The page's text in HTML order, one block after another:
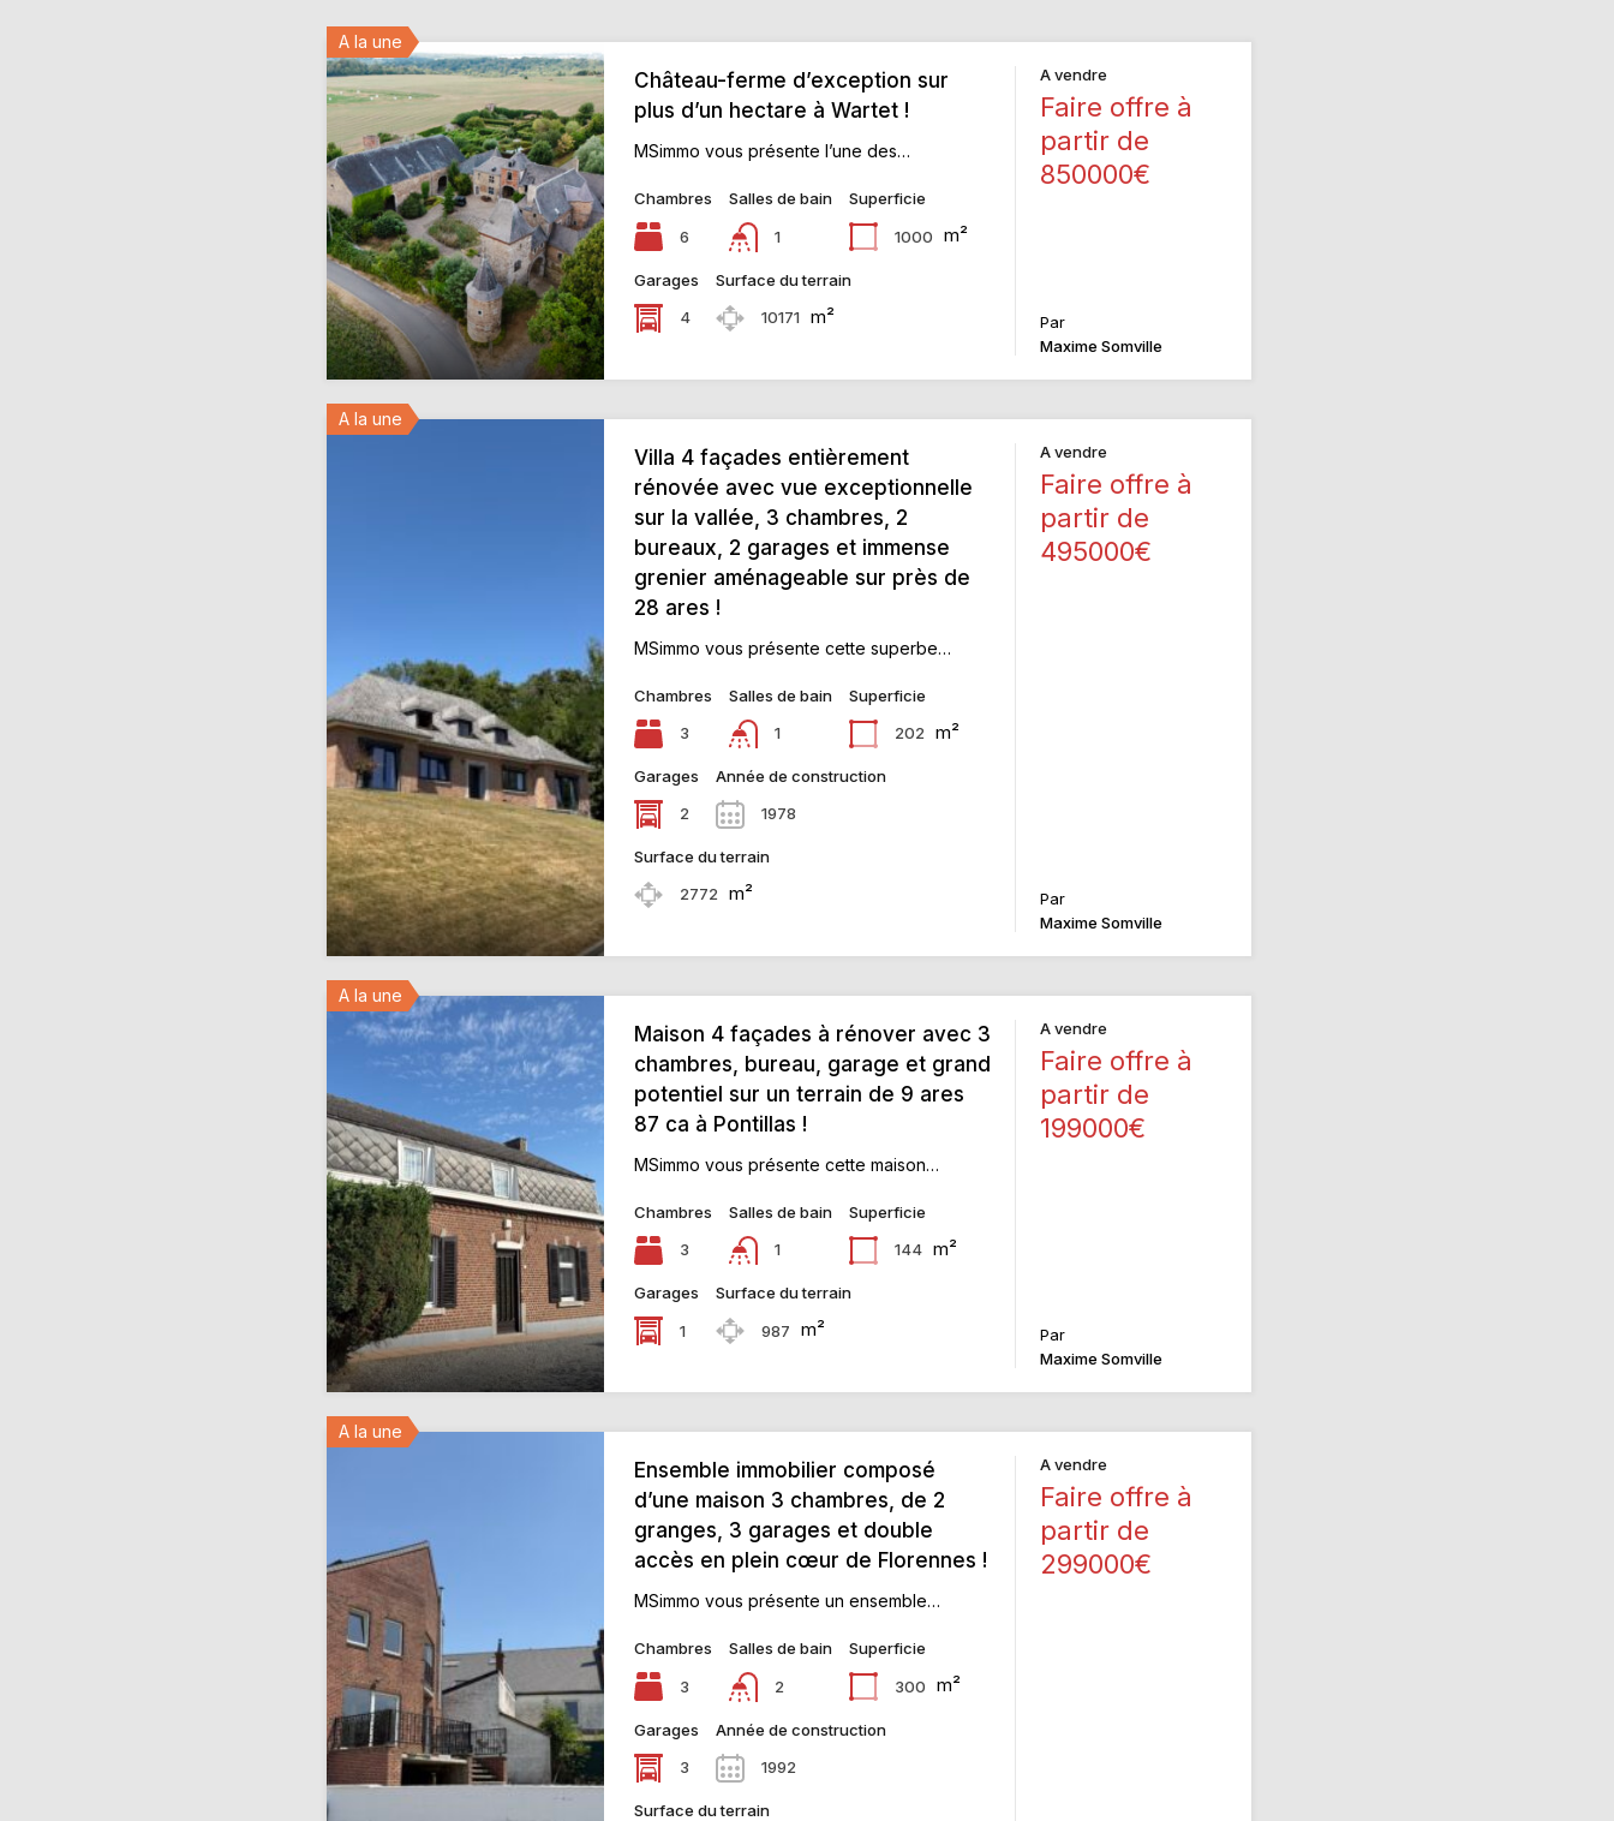
A la une
Château-ferme d’exception sur
plus d’un hectare à Wartet !
MSimmo vous présente l’une des…
Chambres
6
Salles de bain
1
Superficie
1000
m²
Garages
4
Surface du terrain
10171 m²
A vendre
Faire offre à
partir de
850000€
Par
Maxime Somville
A la une
Villa 4 façades entièrement
rénovée avec vue exceptionnelle
sur la vallée, 3 chambres, 2
bureaux, 2 garages et immense
grenier aménageable sur près de
28 ares !
MSimmo vous présente cette superbe…
Chambres
3
Salles de bain
1
Superficie
202
m²
Garages
2
Année de construction
1978
Surface du terrain
2772
m²
A vendre
Faire offre à
partir de
495000€
Par
Maxime Somville
A la une
Maison 4 façades à rénover avec 3
chambres, bureau, garage et grand
potentiel sur un terrain de 9 ares
87 ca à Pontillas !
MSimmo vous présente cette maison…
Chambres
3
Salles de bain
1
Superficie
144 m²
Garages
1
Surface du terrain
987
m²
A vendre
Faire offre à
partir de
199000€
Par
Maxime Somville
A la une
Ensemble immobilier composé
d’une maison 3 chambres, de 2
granges, 3 garages et double
accès en plein cœur de Florennes !
MSimmo vous présente un ensemble…
Chambres
3
Salles de bain
2
Superficie
300
m²
Garages
3
Année de construction
1992
Surface du terrain
A vendre
Faire offre à
partir de
299000€